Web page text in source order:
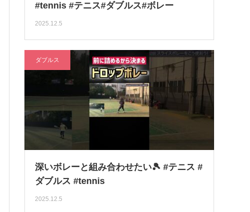
#tennis #テニス#ダブルス#ボレー
2025.12.5
ダブルス
深いボレーと組み合わせたい🎾 #テニス #
ダブルス #tennis
2025.12.5